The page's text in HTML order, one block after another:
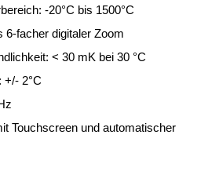
-20°C bis 1500°C
6-facher digitaler Zoom
< 30 mK bei 30 °C
+/- 2°C
Touchscreen und automatischer